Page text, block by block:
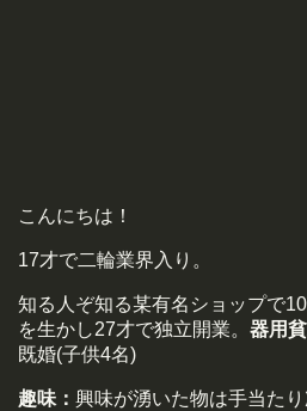
こんにちは！
17才で二輪業界入り。
知る人ぞ知る某有名ショップで
を生かし27才で独立開業。 器用
既婚(子供4名)
趣味： 興味が湧いた物は手当た